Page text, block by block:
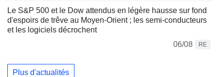
Le S&P 500 et le Dow attendus en légère hausse sur fond
d'espoirs de trêve au Moyen-Orient ; les semi-conducteurs
et les logiciels décrochent
06/08
RE
Plus d'actualités